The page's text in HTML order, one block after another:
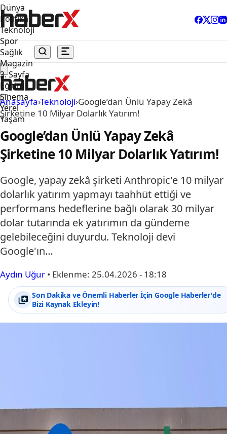
Dünya
Politika
Teknoloji
Spor
Sağlık
Magazin
3. Sayfa
Eğitim
Sinema
Yerel
Yaşam
Anasayfa›Teknoloji›Google’dan Ünlü Yapay Zekâ
Şirketine 10 Milyar Dolarlık Yatırım!
Google’dan Ünlü Yapay Zekâ
Şirketine 10 Milyar Dolarlık Yatırım!
Google, yapay zekâ şirketi Anthropic'e 10 milyar
dolarlık yatırım yapmayı taahhüt ettiği ve
performans hedeflerine bağlı olarak 30 milyar
dolar tutarında ek yatırımın da gündeme
gelebileceğini duyurdu. Teknoloji devi
Google'ın…
Aydın Uğur • Eklenme: 25.04.2026 - 18:18
Son Dakika ve Önemli Haberler İçin Google Haberler'de
Bizi Kaynak Ekleyin!